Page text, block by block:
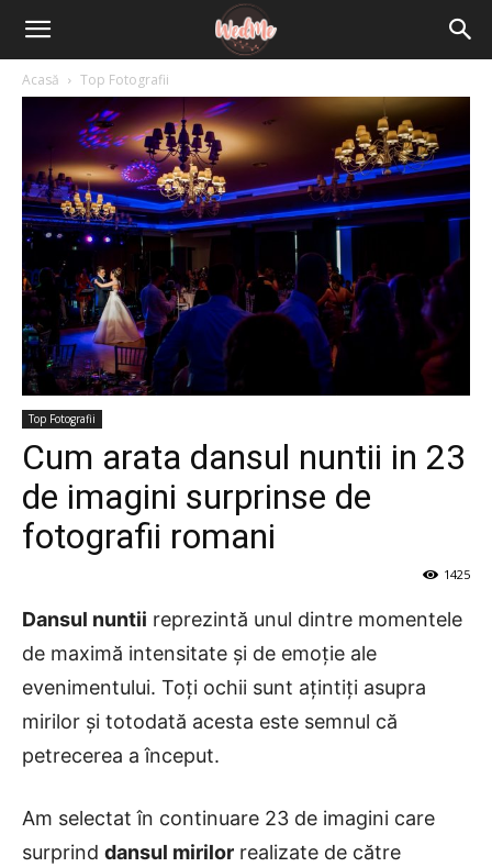
Acasă Top Fotografii
Top Fotografii
Cum arata dansul nuntii in 23
de imagini surprinse de
fotografii romani
1425
Dansul nuntii reprezintă unul dintre momentele
de maximă intensitate și de emoție ale
evenimentului. Toți ochii sunt ațintiți asupra
mirilor și totodată acesta este semnul că
petrecerea a început.
Am selectat în continuare 23 de imagini care
surprind dansul mirilor realizate de către